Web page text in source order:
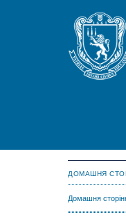
ДОМАШНЯ
Домашня